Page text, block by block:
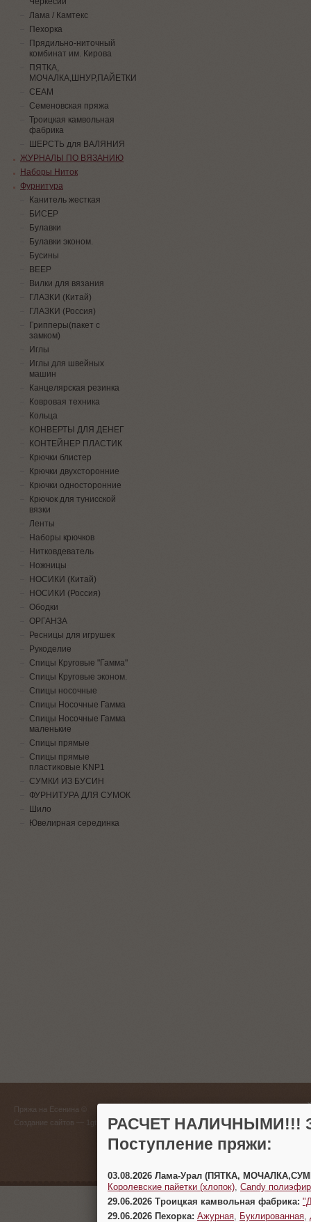
Лама / Камтекс
Пехорка
Прядильно-ниточный
комбинат им. Кирова
ПЯТКА,
МОЧАЛКА,ШНУР,ПАЙЕТКИ
СЕАМ
Семеновская пряжа
Троицкая камвольная
фабрика
ШЕРСТЬ для ВАЛЯНИЯ
ЖУРНАЛЫ ПО ВЯЗАНИЮ
Наборы Ниток
Фурнитура
Канитель жесткая
БИСЕР
Булавки
Булавки эконом.
Бусины
ВЕЕР
Вилки для вязания
ГЛАЗКИ (Китай)
ГЛАЗКИ (Россия)
Грипперы(пакет с
замком)
Иглы
Иглы для швейных
машин
Канцелярская резинка
Ковровая техника
Кольца
КОНВЕРТЫ ДЛЯ ДЕНЕГ
КОНТЕЙНЕР ПЛАСТИК
Крючки блистер
Крючки двухсторонние
Крючки односторонние
Крючок для тунисской
вязки
Ленты
Наборы крючков
Нитковдеватель
Ножницы
НОСИКИ (Китай)
НОСИКИ (Россия)
Ободки
ОРГАНЗА
Ресницы для игрушек
Рукоделие
Спицы Круговые "Гамма"
Спицы Круговые эконом.
Спицы носочные
Спицы Носочные Гамма
Спицы Носочные Гамма
маленькие
Спицы прямые
Спицы прямые
пластиковые KNP1
СУМКИ ИЗ БУСИН
ФУРНИТУРА ДЛЯ СУМОК
Шило
Ювелирная серединка
Пряжа на Есенина ©
Создание сайтов
(383)
г.
РАСЧЕТ НАЛИЧНЫМИ!!!
Поступление пряжи:
03.08.2026 Лама-Урал (ПЯТКА,
Королевские пайетки (хлопок) Candy
29.06.2026 Троицкая камвольная фабрика:
29.06.2026 Пехорка: Ажурная Буклированная